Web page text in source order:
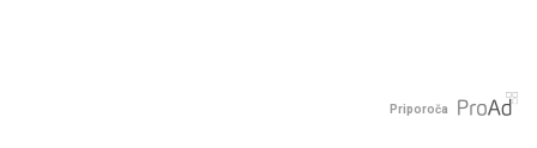
Priporoča